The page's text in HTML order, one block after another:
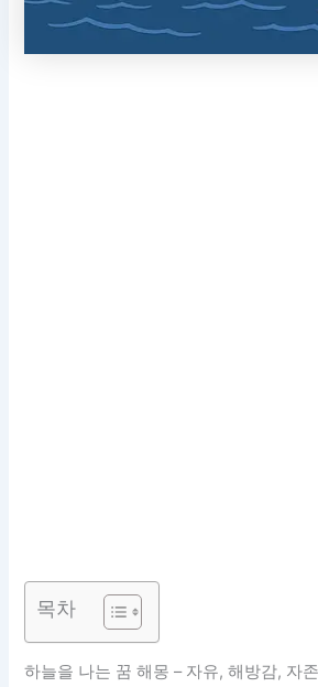
목차
하늘을 나는 꿈 해몽 – 자유, 해방감, 자